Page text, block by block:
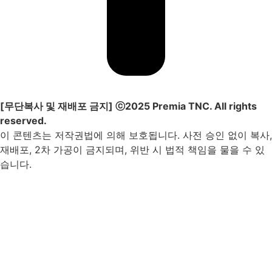
[무단복사 및 재배포 금지] ⓒ2025 Premia TNC. All rights
reserved.
이 콘텐츠는 저작권법에 의해 보호됩니다. 사전 승인 없이 복사,
재배포, 2차 가공이 금지되며, 위반 시 법적 책임을 물을 수 있
습니다.